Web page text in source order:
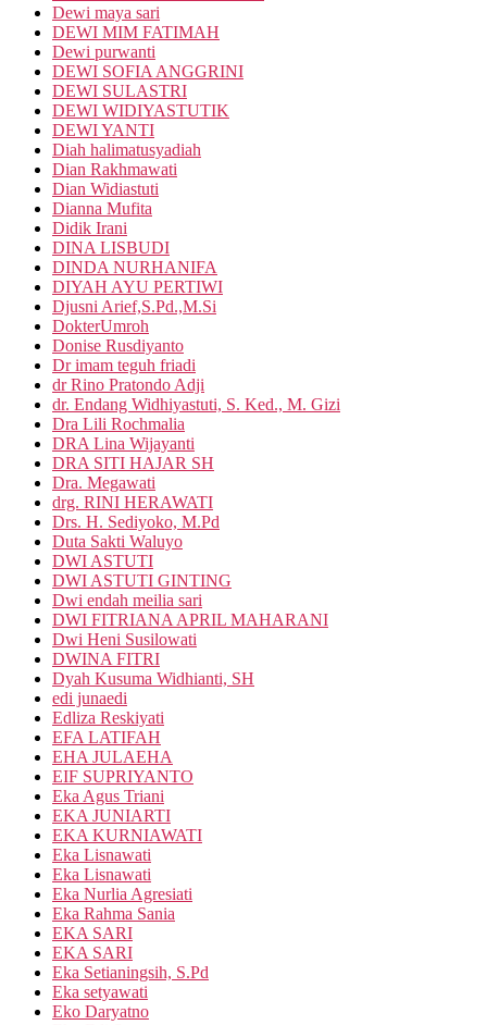
Dewi maya sari
DEWI MIM FATIMAH
Dewi purwanti
DEWI SOFIA ANGGRINI
DEWI SULASTRI
DEWI WIDIYASTUTIK
DEWI YANTI
Diah halimatusyadiah
Dian Rakhmawati
Dian Widiastuti
Dianna Mufita
Didik Irani
DINA LISBUDI
DINDA NURHANIFA
DIYAH AYU PERTIWI
Djusni Arief,S.Pd.,M.Si
DokterUmroh
Donise Rusdiyanto
Dr imam teguh friadi
dr Rino Pratondo Adji
dr. Endang Widhiyastuti, S. Ked., M. Gizi
Dra Lili Rochmalia
DRA Lina Wijayanti
DRA SITI HAJAR SH
Dra. Megawati
drg. RINI HERAWATI
Drs. H. Sediyoko, M.Pd
Duta Sakti Waluyo
DWI ASTUTI
DWI ASTUTI GINTING
Dwi endah meilia sari
DWI FITRIANA APRIL MAHARANI
Dwi Heni Susilowati
DWINA FITRI
Dyah Kusuma Widhianti, SH
edi junaedi
Edliza Reskiyati
EFA LATIFAH
EHA JULAEHA
EIF SUPRIYANTO
Eka Agus Triani
EKA JUNIARTI
EKA KURNIAWATI
Eka Lisnawati
Eka Lisnawati
Eka Nurlia Agresiati
Eka Rahma Sania
EKA SARI
EKA SARI
Eka Setianingsih, S.Pd
Eka setyawati
Eko Daryatno